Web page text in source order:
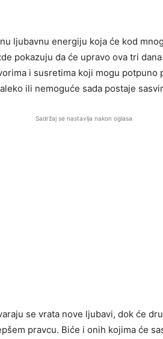
ljubavnu energiju koja će kod
pokazuju da će upravo ova tri
i susretima koji mogu
ili nemoguće sada postaje
Sadržaj se nastavlja nakon oglasa
se vrata nove ljubavi, dok će
pravcu. Biće i onih kojima će